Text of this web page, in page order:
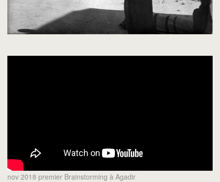
nov 2018 premier Brainstorming à Agadir